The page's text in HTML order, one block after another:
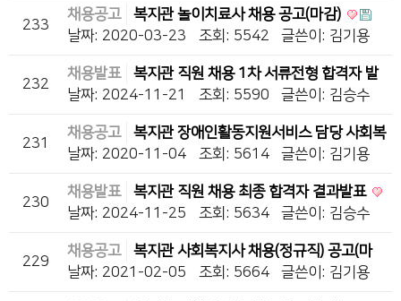
233
채용공고
복지관 놀이치료사 채용 공고(마감)
날짜: 2020-03-23
조회: 5542 글쓴이: 김기용
232
채용발표
복지관 직원 채용 1차 서류전형 합격자 발
표(2024-15차)
날짜: 2024-11-21 조회: 5590 글쓴이: 김승수
231
채용공고
복지관 장애인활동지원서비스 담당 사회복
지사 채용공고(마감)
날짜: 2020-11-04 조회: 5614 글쓴이: 김기용
230
채용발표
복지관 직원 채용 최종 합격자 결과발표
날짜: 2024-11-25
조회: 5634 글쓴이: 김승수
229
채용공고
복지관 사회복지사 채용(정규직) 공고(마
감)
날짜: 2021-02-05 조회: 5664 글쓴이: 김기용